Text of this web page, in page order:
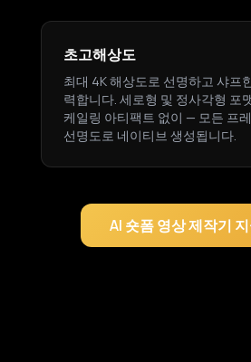
초고해상도
최대 4K 해상도로 선명하고 샤프
력합니다. 세로형 및 정사각형 포
케일링 아티팩트 없이 — 모든 프
선명도로 네이티브 생성됩니다.
AI 숏폼 영상 제작기